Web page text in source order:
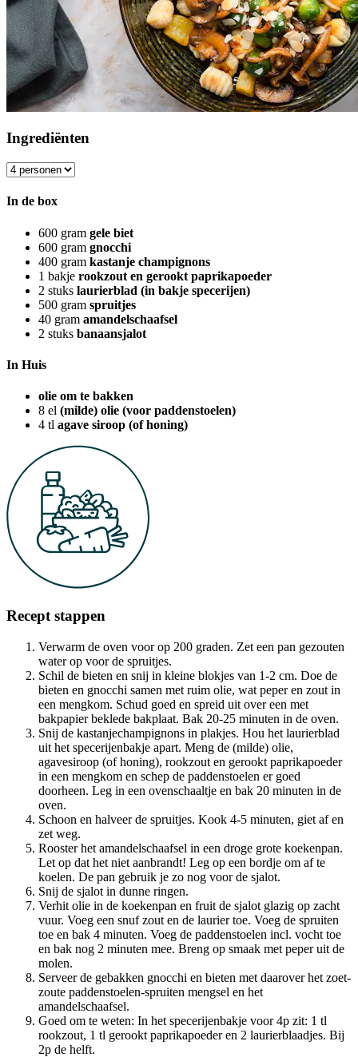
Ingrediënten
In de box
600 gram gele biet
600 gram gnocchi
400 gram kastanje champignons
1 bakje rookzout en gerookt paprikapoeder
2 stuks laurierblad (in bakje specerijen)
500 gram spruitjes
40 gram amandelschaafsel
2 stuks banaansjalot
In Huis
olie om te bakken
8 el (milde) olie (voor paddenstoelen)
4 tl agave siroop (of honing)
Recept stappen
Verwarm de oven voor op 200 graden. Zet een pan gezouten
water op voor de spruitjes.
Schil de bieten en snij in kleine blokjes van 1-2 cm. Doe de
bieten en gnocchi samen met ruim olie, wat peper en zout in
een mengkom. Schud goed en spreid uit over een met
bakpapier beklede bakplaat. Bak 20-25 minuten in de oven.
Snij de kastanjechampignons in plakjes. Hou het laurierblad
uit het specerijenbakje apart. Meng de (milde) olie,
agavesiroop (of honing), rookzout en gerookt paprikapoeder
in een mengkom en schep de paddenstoelen er goed
doorheen. Leg in een ovenschaaltje en bak 20 minuten in de
oven.
Schoon en halveer de spruitjes. Kook 4-5 minuten, giet af en
zet weg.
Rooster het amandelschaafsel in een droge grote koekenpan.
Let op dat het niet aanbrandt! Leg op een bordje om af te
koelen. De pan gebruik je zo nog voor de sjalot.
Snij de sjalot in dunne ringen.
Verhit olie in de koekenpan en fruit de sjalot glazig op zacht
vuur. Voeg een snuf zout en de laurier toe. Voeg de spruiten
toe en bak 4 minuten. Voeg de paddenstoelen incl. vocht toe
en bak nog 2 minuten mee. Breng op smaak met peper uit de
molen.
Serveer de gebakken gnocchi en bieten met daarover het zoet-
zoute paddenstoelen-spruiten mengsel en het
amandelschaafsel.
Goed om te weten: In het specerijenbakje voor 4p zit: 1 tl
rookzout, 1 tl gerookt paprikapoeder en 2 laurierblaadjes. Bij
2p de helft.